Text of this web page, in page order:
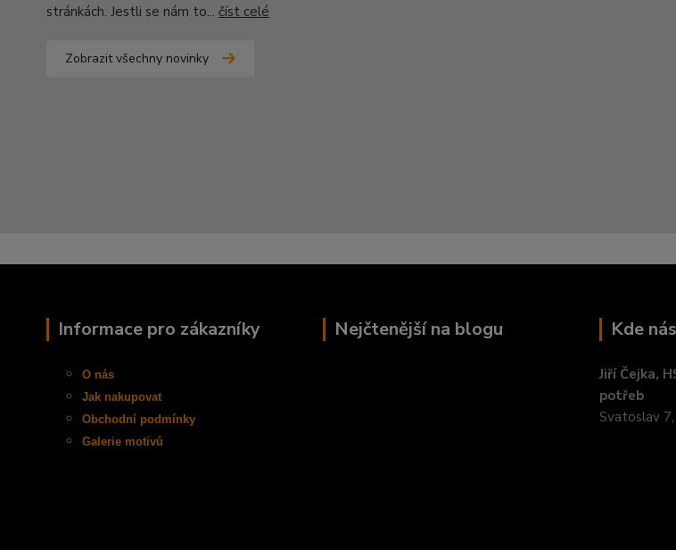
stránkách. Jestli se nám to... číst celé
Zobrazit všechny novinky
Informace pro zákazníky
O nás
Jak nakupovat
Obchodní podmínky
Galerie motivů
Nejčtenější na blogu Kde
Jiří Čejka,
potřeb
Svatoslav